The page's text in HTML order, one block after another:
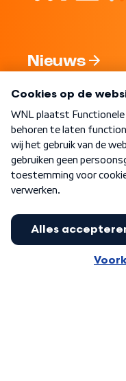
Nieuws
Nieuwsbrief
Word Lid